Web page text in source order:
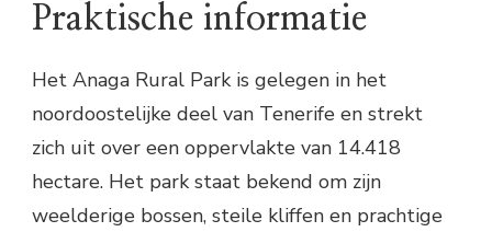
Praktische informatie
Het Anaga Rural Park is gelegen in het
noordoostelijke deel van Tenerife en strekt
zich uit over een oppervlakte van 14.418
hectare. Het park staat bekend om zijn
weelderige bossen, steile kliffen en prachtige